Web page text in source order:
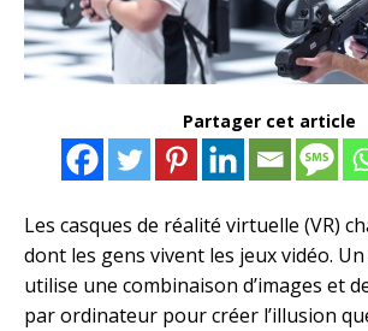
Partager cet article
Les casques de réalité virtuelle (VR)
dont les gens vivent les jeux vidéo. Un
utilise une combinaison d’images et
par ordinateur pour créer l’illusion